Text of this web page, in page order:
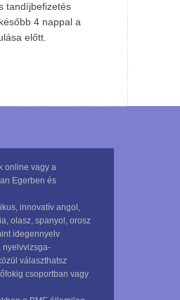
tandíjbefizetés
4 nappal a
előtt.
online vagy a
Egerben és
innovatív angol,
olasz, spanyol, orosz
idegennyelv
nyelvvizsga-
választhatsz
csoportban vagy